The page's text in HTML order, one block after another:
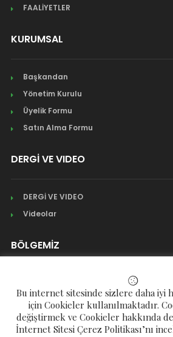
FAALİYETLER
KURUMSAL
Başkandan
Yönetim Kurulu
Üyelik Formu
Satın Alma Formu
DERGİ VE VIDEO
DERGİ VE VIDEO
Videolar
BÖLGEMİZ
Köyler
Yaylalar
Bu internet sitesinde sizlere daha iyi
için Cookieler kullanılmaktadır.
değiştirmek ve Cookieler hakkında
İnternet Sitesi Çerez Politikası’nı